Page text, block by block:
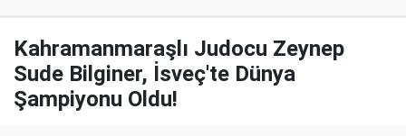
Kahramanmaraşlı Judocu Zeynep
Sude Bilginer, İsveç'te Dünya
Şampiyonu Oldu!